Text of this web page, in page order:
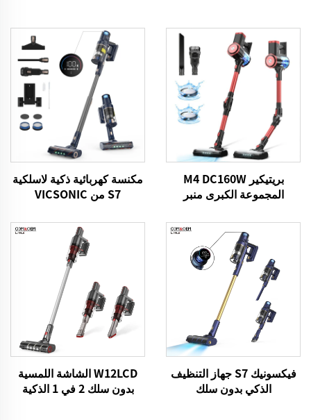
بريتيكير M4 DC160W
المجموعة الكبرى منبر
منزل الأرضية السجادة
مكنسة كهربائية ذكية لاسلكية
S7 من VICSONIC
LED لتنظيف الأرضيات تلقائيًا
فيكسونيك S7 جهاز التنظيف
الذكي بدون سلك
W12LCD الشاشة اللمسية
بدون سلك 2 في 1 الذكية